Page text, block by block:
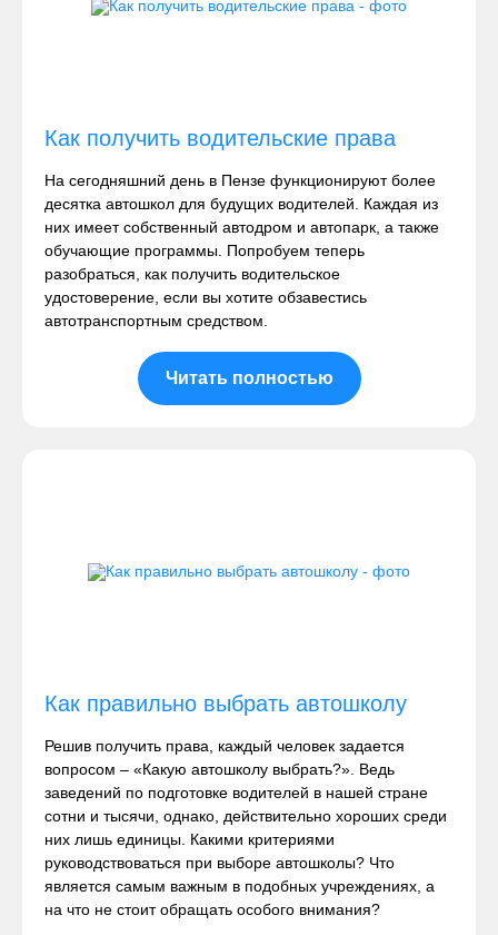
Как получить водительские права
На сегодняшний день в Пензе функционируют более
десятка автошкол для будущих водителей. Каждая из
них имеет собственный автодром и автопарк, а также
обучающие программы. Попробуем теперь
разобраться, как получить водительское
удостоверение, если вы хотите обзавестись
автотранспортным средством.
Читать полностью
Как правильно выбрать автошколу
Решив получить права, каждый человек задается
вопросом – «Какую автошколу выбрать?». Ведь
заведений по подготовке водителей в нашей стране
сотни и тысячи, однако, действительно хороших среди
них лишь единицы. Какими критериями
руководствоваться при выборе автошколы? Что
является самым важным в подобных учреждениях, а
на что не стоит обращать особого внимания?